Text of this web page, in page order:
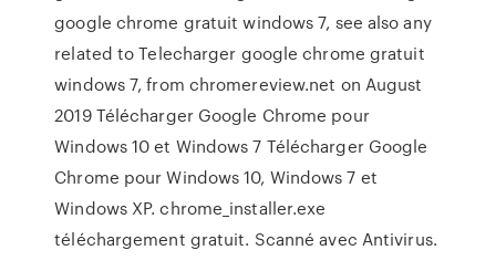
google chrome gratuit windows 7, see also any
related to Telecharger google chrome gratuit
windows 7, from chromereview.net on August
2019 Télécharger Google Chrome pour
Windows 10 et Windows 7 Télécharger Google
Chrome pour Windows 10, Windows 7 et
Windows XP. chrome_installer.exe
téléchargement gratuit. Scanné avec Antivirus.